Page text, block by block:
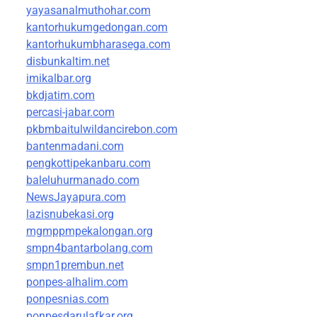
yayasanalmuthohar.com
kantorhukumgedongan.com
kantorhukumbharasega.com
disbunkaltim.net
imikalbar.org
bkdjatim.com
percasi-jabar.com
pkbmbaitulwildancirebon.com
bantenmadani.com
pengkottipekanbaru.com
baleluhurmanado.com
NewsJayapura.com
lazisnubekasi.org
mgmppmpekalongan.org
smpn4bantarbolang.com
smpn1prembun.net
ponpes-alhalim.com
ponpesnias.com